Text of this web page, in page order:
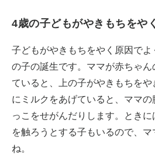
4歳の子どもがやきもちをや
子どもがやきもちをやく原因で
の子の誕生です。ママが赤ちゃ
ていると、上の子がやきもちを
にミルクをあげていると、ママ
っこをせがんだりします。とき
を触ろうとする子もいるので、
ね。